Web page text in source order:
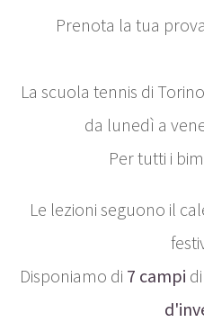
Prenota la tua
La scuola tennis di
da lunedì a
Per tutti i
Le lezioni seguono il
Disponiamo di 7 campi